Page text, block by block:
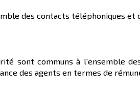
des contacts téléphoniques
sont communs à l'ensemble
des agents en termes de